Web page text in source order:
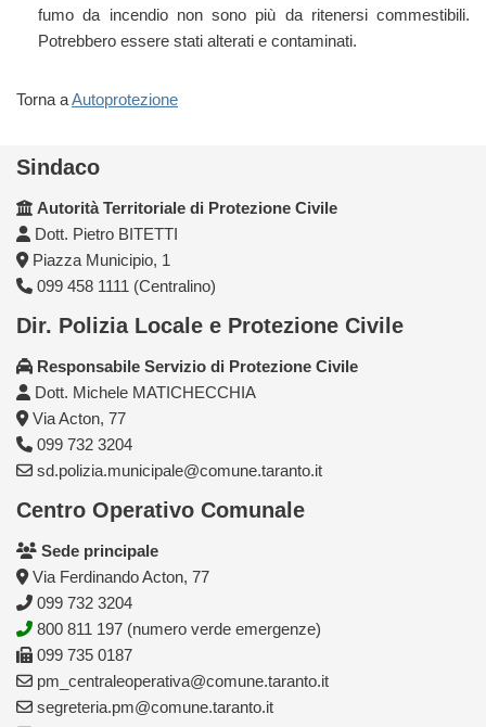
fumo da incendio non sono più da ritenersi commestibili.
Potrebbero essere stati alterati e contaminati.
Torna aAutoprotezione
Sindaco
Autorità Territoriale di Protezione Civile
Dott. Pietro BITETTI
Piazza Municipio, 1
099 458 1111 (Centralino)
Dir. Polizia Locale e Protezione Civile
Responsabile Servizio di Protezione Civile
Dott. Michele MATICHECCHIA
Via Acton, 77
099 732 3204
sd.polizia.municipale@comune.taranto.it
Centro Operativo Comunale
Sede principale
Via Ferdinando Acton, 77
099 732 3204
800 811 197 (numero verde emergenze)
099 735 0187
pm_centraleoperativa@comune.taranto.it
segreteria.pm@comune.taranto.it